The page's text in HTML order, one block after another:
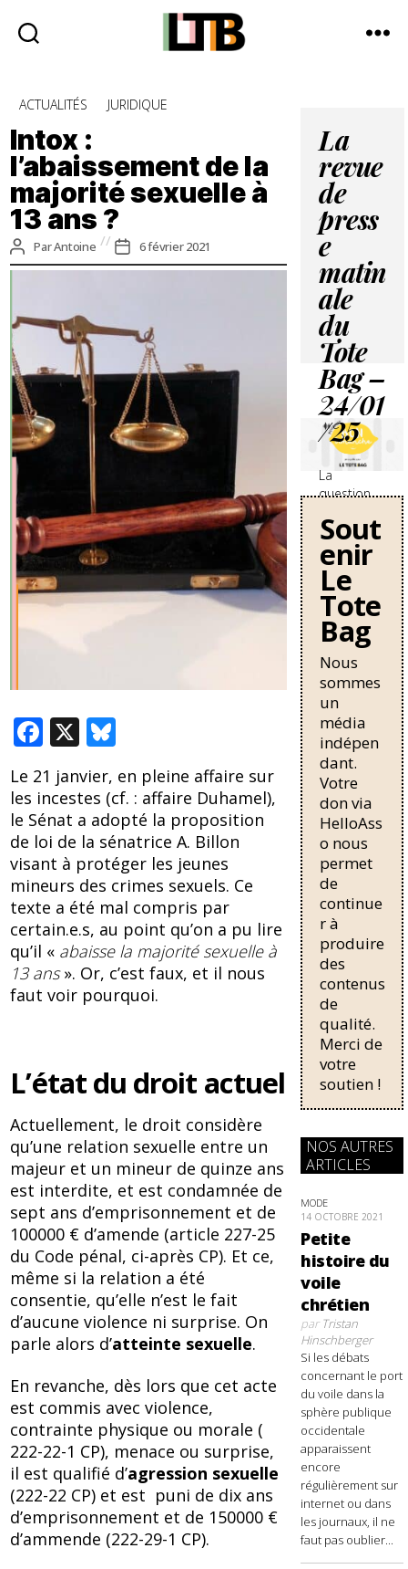
Média
d'information
quotidienne
Catégories
ACTUALITÉS JURIDIQUE
Intox :
l’abaissement de la
majorité sexuelle à
13 ans ?
Auteur
de
ParAntoine
Date
de
6 février 2021
F
ac
e
b
o
o
k
X
e
sk
y
Le 21 janvier, en pleine affaire sur
les incestes (cf. : affaire Duhamel),
le Sénat a adopté la proposition
de loi de la sénatrice A. Billon
visant à protéger les jeunes
mineurs des crimes sexuels. Ce
texte a été mal compris par
certain.e.s, au point qu’on a pu lire
qu’il « abaisse la majorité sexuelle à
13 ans». Or, c’est faux, et il nous
faut voir pourquoi.
L’état du droit actuel
Actuellement, le droit considère
qu’une relation sexuelle entre un
majeur et un mineur de quinze ans
est interdite, et est condamnée de
sept ans d’emprisonnement et de
100000 € d’amende (article 227-25
du Code pénal, ci-après CP). Et ce,
même si la relation a été
consentie, qu’elle n’est le fait
d’aucune violence ni surprise. On
parle alors d’atteinte sexuelle.
En revanche, dès lors que cet acte
est commis avec violence,
contrainte physique ou morale (
222-22-1 CP), menace ou surprise,
il est qualifié d’agression sexuelle
(222-22 CP) et est puni de dix ans
d’emprisonnement et de 150000 €
d’ammende (222-29-1 CP).
La
revue
de
press
e
matin
ale
du
Tote
Bag –
24/01
/25
La
question
travailleurs
sans-
papiers en
France se
durcit avec
une
nouvelle
circulaire
de Bruno
Retailleau
qui
pourrait
allonger la
durée de
résidence
nécessaire
pour une
régularisati
on,
passant de
trois...
Sout
enir
Le
Tote
Bag
Nous
sommes
un
média
indépen
dant.
Votre
don via
HelloAss
o nous
permet
de
continue
r à
produire
des
contenus
de
qualité.
Merci de
votre
soutien !
NOS AUTRES
ARTICLES
MODE
14 OCTOBRE 2021
Petite
histoire du
voile
chrétien
parTristan
Hinschberger
Si les débats
concernant le port
du voile dans la
sphère publique
occidentale
apparaissent
encore
régulièrement sur
internet ou dans
les journaux, il ne
faut pas oublier...